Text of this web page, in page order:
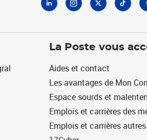
La Poste vous
Aides et contact
Les avantages de Mon
Espace sourds et
Emplois et carrières des
Emplois et carrières